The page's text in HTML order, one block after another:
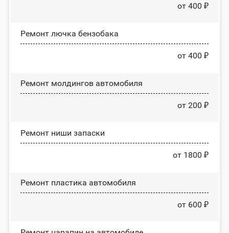
от 400 ₽
Ремонт лючка бензобака
от 400 ₽
Ремонт молдингов автомобиля
от 200 ₽
Ремонт ниши запаски
от 1800 ₽
Ремонт пластика автомобиля
от 600 ₽